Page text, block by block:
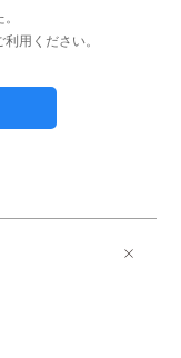
用ください。